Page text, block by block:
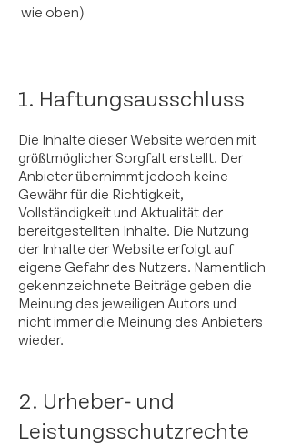
wie oben)
1. Haftungsausschluss
Die Inhalte dieser Website werden mit
größtmöglicher Sorgfalt erstellt. Der
Anbieter übernimmt jedoch keine
Gewähr für die Richtigkeit,
Vollständigkeit und Aktualität der
bereitgestellten Inhalte. Die Nutzung
der Inhalte der Website erfolgt auf
eigene Gefahr des Nutzers. Namentlich
gekennzeichnete Beiträge geben die
Meinung des jeweiligen Autors und
nicht immer die Meinung des Anbieters
wieder.
2. Urheber- und
Leistungsschutzrechte